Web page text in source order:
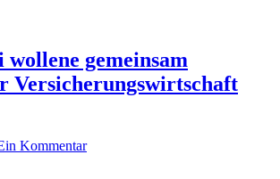
wollene gemeinsam
Versicherungswirtschaft
Kommentar